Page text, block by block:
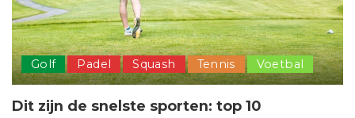
Golf Padel Squash Tennis Voetbal
Dit zijn de snelste sporten: top 10